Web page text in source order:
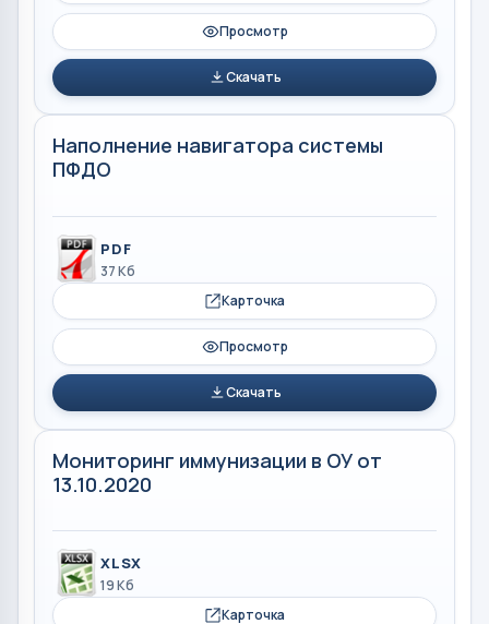
Просмотр
Скачать
Наполнение навигатора системы
ПФДО
PDF
37 Кб
Карточка
Просмотр
Скачать
Мониторинг иммунизации в ОУ от
13.10.2020
XLSX
19 Кб
Карточка